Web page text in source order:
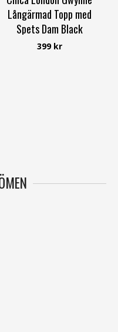
Långärmad Topp med
Spets Dam Black
Caramelle Fashion
399 kr